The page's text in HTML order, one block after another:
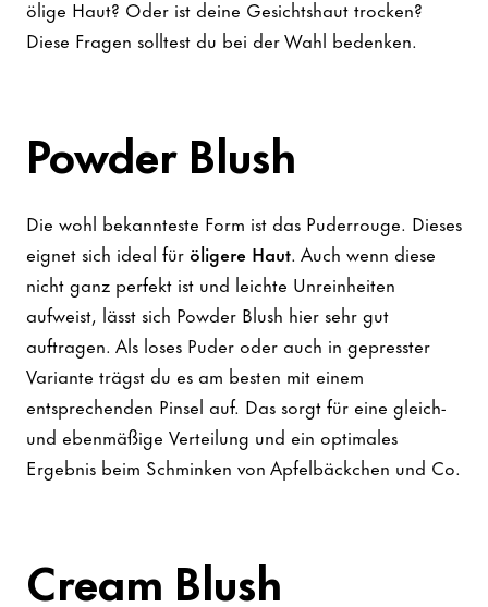
ölige Haut? Oder ist deine Gesichtshaut trocken?
Diese Fragen solltest du bei der Wahl bedenken.
Powder Blush
Die wohl bekannteste Form ist das Puderrouge. Dieses
eignet sich ideal füröligere Haut. Auch wenn diese
nicht ganz perfekt ist und leichte Unreinheiten
aufweist, lässt sich Powder Blush hier sehr gut
auftragen. Als loses Puder oder auch in gepresster
Variante trägst du es am besten mit einem
entsprechenden Pinsel auf. Das sorgt für eine gleich-
und ebenmäßige Verteilung und ein optimales
Ergebnis beim Schminken von Apfelbäckchen und Co.
Cream Blush